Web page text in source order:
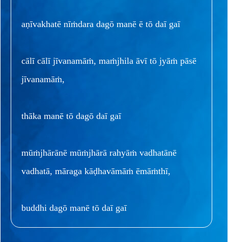
aṇīvakhatē nīṁdara dagō manē ē tō daī gaī
cālī cālī jīvanamāṁ, maṁjhila āvī tō jyāṁ pāsē
jīvanamāṁ,
thāka manē tō dagō daī gaī
mūṁjhārānē mūṁjhārā rahyāṁ vadhatānē
vadhatā, māraga kāḍhavāmāṁ ēmāṁthī,
buddhi dagō manē tō daī gaī